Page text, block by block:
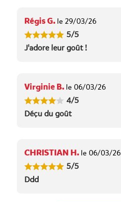
Régis G. le 29/03/26
5/5
J'adore leur goût !
Virginie B. le 06/03/26
4/5
Déçu du goût
CHRISTIAN H. le 06/03/26
5/5
Ddd